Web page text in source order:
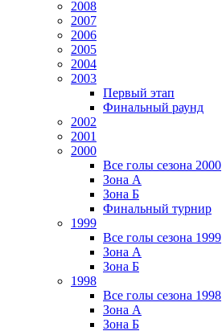
2008
2007
2006
2005
2004
2003
Первый этап
Финальный раунд
2002
2001
2000
Все голы сезона 2000
Зона А
Зона Б
Финальный турнир
1999
Все голы сезона 1999
Зона А
Зона Б
1998
Все голы сезона 1998
Зона А
Зона Б